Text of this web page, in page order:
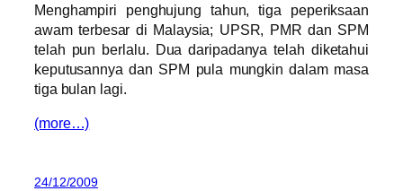
Menghampiri penghujung tahun, tiga peperiksaan
awam terbesar di Malaysia; UPSR, PMR dan SPM
telah pun berlalu. Dua daripadanya telah diketahui
keputusannya dan SPM pula mungkin dalam masa
tiga bulan lagi.
(more…)
24/12/2009